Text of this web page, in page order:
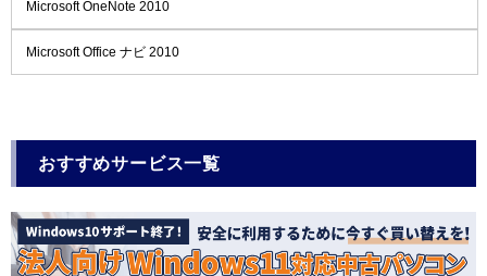
Microsoft OneNote 2010
Microsoft Office ナビ 2010
おすすめサービス一覧